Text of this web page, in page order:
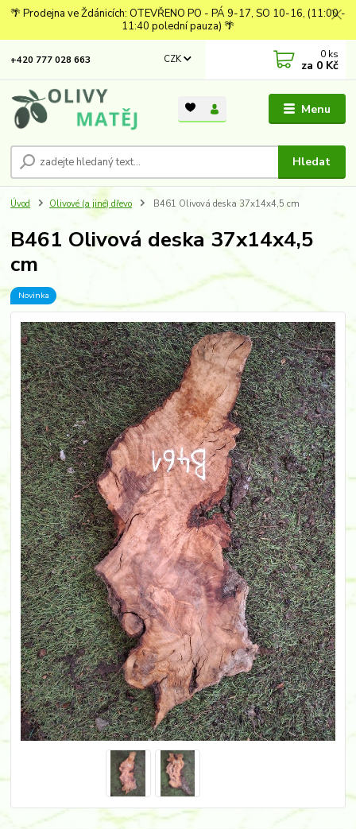
🌴 Prodejna ve Ždánicích: OTEVŘENO PO - PÁ 9-17, SO 10-16, (11:00 -
11:40 polední pauza) 🌴
Menu
CZK
Hledat
+420 777 028 663 0 ks
za 0 Kč
Úvod Olivové (a jiné) dřevo B461 Olivová deska 37x14x4,5 cm
B461 Olivová deska 37x14x4,5
cm
Novinka